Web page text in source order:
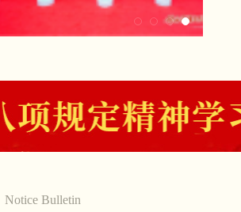
Notice Bulletin